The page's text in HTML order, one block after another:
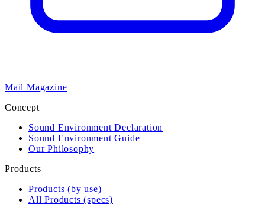
Mail Magazine
Concept
Sound Environment Declaration
Sound Environment Guide
Our Philosophy
Products
Products (by use)
All Products (specs)